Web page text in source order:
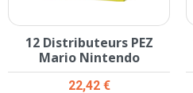
12 Distributeurs PEZ
Mario Nintendo
Prix
22,42 €